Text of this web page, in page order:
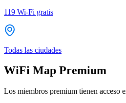
119 Wi-Fi gratis
Todas las ciudades
WiFi Map Premium
Los miembros premium tienen acceso